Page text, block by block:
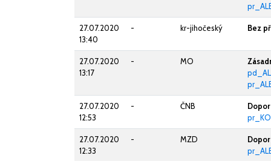
27.07.2020
13:40
- kr-jihočeský Bez
27.07.2020
13:17
- MO
27.07.2020
12:53
- ČNB
27.07.2020
12:33
- MZD